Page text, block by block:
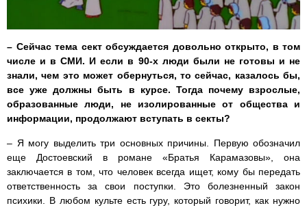
– Сейчас тема сект обсуждается довольно открыто, в том
числе и в СМИ. И если в 90-х люди были не готовы и не
знали, чем это может обернуться, то сейчас, казалось бы,
все уже должны быть в курсе. Тогда почему взрослые,
образованные люди, не изолированные от общества и
информации, продолжают вступать в секты?
– Я могу выделить три основных причины. Первую обозначил
еще Достоевский в романе «Братья Карамазовы», она
заключается в том, что человек всегда ищет, кому бы передать
ответственность за свои поступки. Это болезненный закон
психики. В любом культе есть гуру, который говорит, как нужно